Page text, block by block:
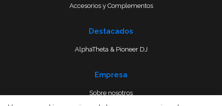
Accesorios y Complementos
Destacados
AlphaTheta & Pioneer DJ
Empresa
Sobre nosotros